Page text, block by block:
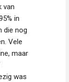
van
in
die nog
Vele
maar
was